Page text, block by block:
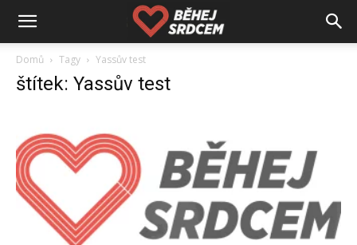
Domů Tagy Yassův test
štítek: Yassův test